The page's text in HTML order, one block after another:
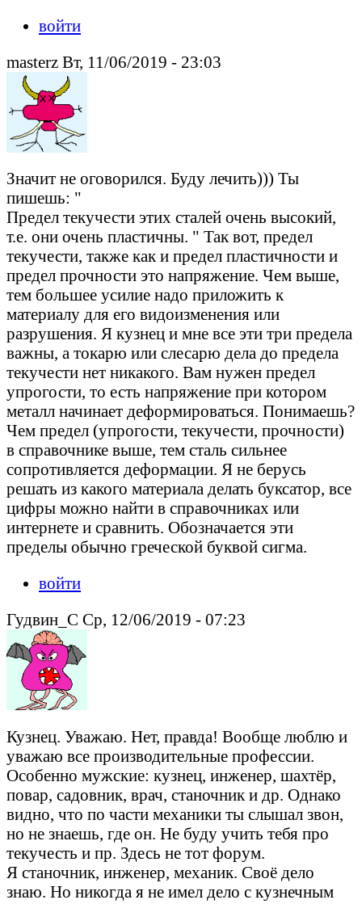
войти
masterz Вт, 11/06/2019 - 23:03
Значит не оговорился. Буду лечить))) Ты
пишешь: "
Предел текучести этих сталей очень высокий,
т.е. они очень пластичны. " Так вот, предел
текучести, также как и предел пластичности и
предел прочности это напряжение. Чем выше,
тем большее усилие надо приложить к
материалу для его видоизменения или
разрушения. Я кузнец и мне все эти три предела
важны, а токарю или слесарю дела до предела
текучести нет никакого. Вам нужен предел
упрогости, то есть напряжение при котором
металл начинает деформироваться. Понимаешь?
Чем предел (упрогости, текучести, прочности)
в справочнике выше, тем сталь сильнее
сопротивляется деформации. Я не берусь
решать из какого материала делать буксатор, все
цифры можно найти в справочниках или
интернете и сравнить. Обозначается эти
пределы обычно греческой буквой сигма.
войти
Гудвин_С Ср, 12/06/2019 - 07:23
Кузнец. Уважаю. Нет, правда! Вообще люблю и
уважаю все производительные профессии.
Особенно мужские: кузнец, инженер, шахтёр,
повар, садовник, врач, станочник и др. Однако
видно, что по части механики ты слышал звон,
но не знаешь, где он. Не буду учить тебя про
текучесть и пр. Здесь не тот форум.
Я станочник, инженер, механик. Своё дело
знаю. Но никогда я не имел дело с кузнечным